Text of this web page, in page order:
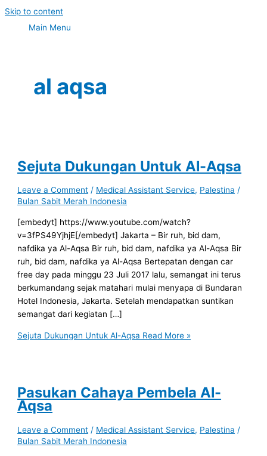
Skip to content
Main Menu
al aqsa
Sejuta Dukungan Untuk Al-Aqsa
Leave a Comment / Medical Assistant Service, Palestina /
Bulan Sabit Merah Indonesia
[embedyt] https://www.youtube.com/watch?
v=3fPS49YjhjE[/embedyt] Jakarta – Bir ruh, bid dam,
nafdika ya Al-Aqsa Bir ruh, bid dam, nafdika ya Al-Aqsa Bir
ruh, bid dam, nafdika ya Al-Aqsa Bertepatan dengan car
free day pada minggu 23 Juli 2017 lalu, semangat ini terus
berkumandang sejak matahari mulai menyapa di Bundaran
Hotel Indonesia, Jakarta. Setelah mendapatkan suntikan
semangat dari kegiatan […]
Sejuta Dukungan Untuk Al-Aqsa Read More »
Pasukan Cahaya Pembela Al-
Aqsa
Leave a Comment / Medical Assistant Service, Palestina /
Bulan Sabit Merah Indonesia